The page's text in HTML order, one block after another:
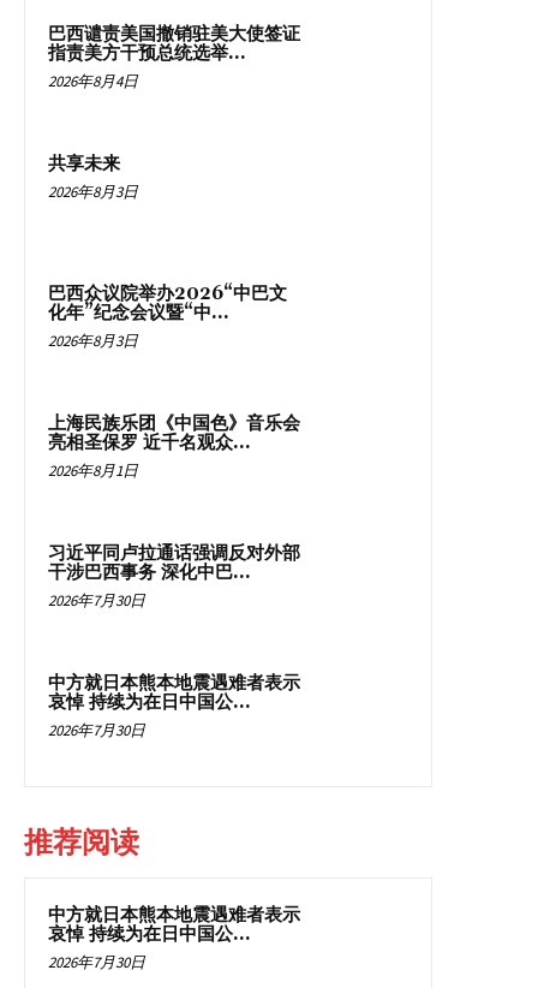
巴西谴责美国撤销驻美大使签证
指责美方干预总统选举...
2026年8月4日
共享未来
2026年8月3日
巴西众议院举办2026“中巴文
化年”纪念会议暨“中...
2026年8月3日
上海民族乐团《中国色》音乐会
亮相圣保罗 近千名观众...
2026年8月1日
习近平同卢拉通话强调反对外部
干涉巴西事务 深化中巴...
2026年7月30日
中方就日本熊本地震遇难者表示
哀悼 持续为在日中国公...
2026年7月30日
推荐阅读
中方就日本熊本地震遇难者表示
哀悼 持续为在日中国公...
2026年7月30日